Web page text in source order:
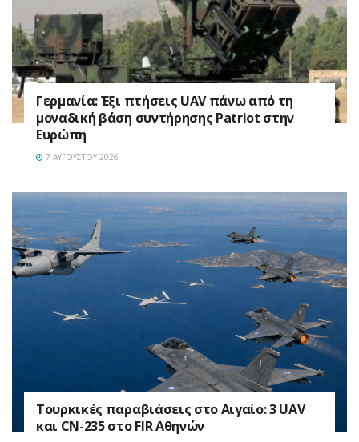
Γερμανία: Έξι πτήσεις UAV πάνω από τη
μοναδική βάση συντήρησης Patriot στην
Ευρώπη
7 ΑΥΓΟΎΣΤΟΥ 2026
Τουρκικές παραβιάσεις στο Αιγαίο: 3 UAV
και CN-235 στο FIR Αθηνών